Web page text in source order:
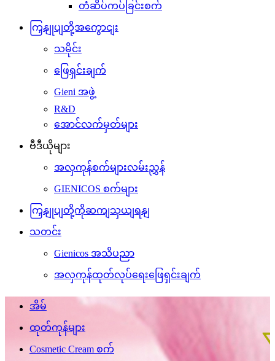
တံဆိပ်ကပ်ခြင်းစက်
ကြှနျုပျတို့အကွောငျး
သမိုင်း
ဖြေရှင်းချက်
Gieni အဖွဲ့
R&D
အောင်လက်မှတ်များ
ဗီဒီယိုများ
အလှကုန်စက်များလမ်းညွှန်
GIENICOS စက်များ
ကြှနျုပျတို့ကိုဆကျသှယျရနျ
သတင်း
Gienicos အသိပညာ
အလှကုန်ထုတ်လုပ်ရေးဖြေရှင်းချက်
အိမ်
ထုတ်ကုန်များ
Cosmetic Cream စက်